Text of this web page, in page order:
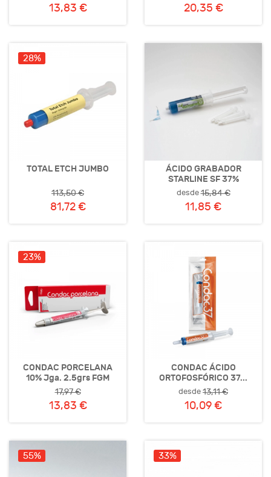
13,83 € 20,35 €
28%
TOTAL ETCH JUMBO
113,50 €
81,72 €
ÁCIDO GRABADOR
STARLINE SF 37%
desde15,84 €
11,85 €
23%
CONDAC PORCELANA
10% Jga. 2.5grs FGM
17,97 €
13,83 €
CONDAC ÁCIDO
ORTOFOSFÓRICO 37...
desde13,11 €
10,09 €
55% 33%